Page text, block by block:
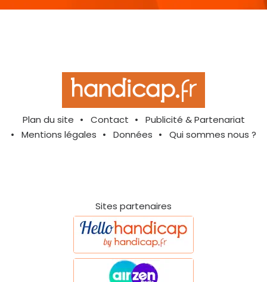
Plan du site Contact
Publicité & Partenariat
Mentions légales
Données Qui sommes nous ?
Sites partenaires